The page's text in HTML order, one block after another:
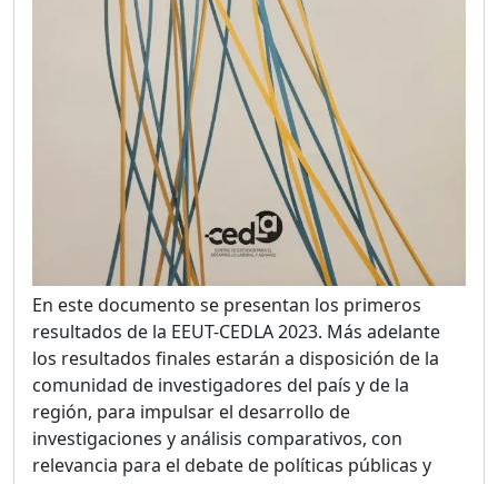
En este documento se presentan los primeros
resultados de la EEUT-CEDLA 2023. Más adelante
los resultados finales estarán a disposición de la
comunidad de investigadores del país y de la
región, para impulsar el desarrollo de
investigaciones y análisis comparativos, con
relevancia para el debate de políticas públicas y